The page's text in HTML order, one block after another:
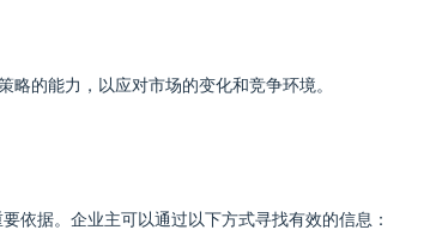
的能力，以应对市场的变化和竞争环境。
依据。企业主可以通过以下方式寻找有效的信息：